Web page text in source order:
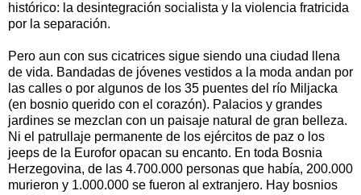
histórico: la desintegración socialista y la violencia fratricida
por la separación.
Pero aun con sus cicatrices sigue siendo una ciudad llena
de vida. Bandadas de jóvenes vestidos a la moda andan por
las calles o por algunos de los 35 puentes del río Miljacka
(en bosnio querido con el corazón). Palacios y grandes
jardines se mezclan con un paisaje natural de gran belleza.
Ni el patrullaje permanente de los ejércitos de paz o los
jeeps de la Eurofor opacan su encanto. En toda Bosnia
Herzegovina, de las 4.700.000 personas que había, 200.000
murieron y 1.000.000 se fueron al extranjero. Hay bosnios